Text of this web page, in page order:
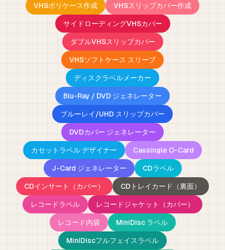
VHSポリケース作成
VHSスリップカバー作成
サイドローディングVHSカバー
ダブルVHSスリップカバー
VHSソフトケース スリーブ
ディスクラベルメーカー
Blu-Ray / DVD ジェネレーター
ブルーレイ/UHD スリップカバー
DVDカバー ジェネレーター
カセットラベル デザイナー
Cassingle O-Card
J-Card ジェネレーター
CDラベル
CDインサート（カバー）
CDトレイカード（裏面）
レコードラベル
レコードジャケット（カバー）
レコード内袋
MiniDisc ラベル
MiniDiscフルフェイスラベル